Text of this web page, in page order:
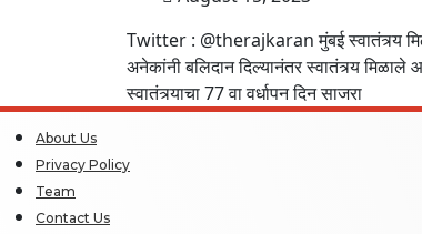
Twitter : @therajkaran मुंबई स्वातंत्र्य
अनेकांनी बलिदान दिल्यानंतर स्वातंत्र्य
स्वातंत्र्याचा 77 वा वर्धापन दिन साजरा
About Us
Privacy Policy
Team
Contact Us